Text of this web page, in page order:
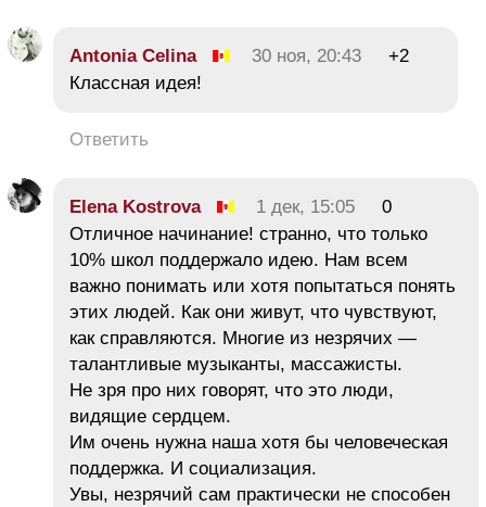
Antonia Celina 30 ноя, 20:43
+2
Классная идея!
Ответить
Elena Kostrova 1 дек, 15:05
0
Отличное начинание! странно, что только
10% школ поддержало идею. Нам всем
важно понимать или хотя попытаться понять
этих людей. Как они живут, что чувствуют,
как справляются. Многие из незрячих —
талантливые музыканты, массажисты.
Не зря про них говорят, что это люди,
видящие сердцем.
Им очень нужна наша хотя бы человеческая
поддержка. И социализация.
Увы, незрячий сам практически не способен